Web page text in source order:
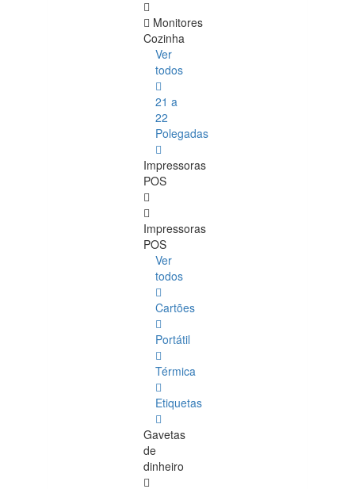
Monitores
Cozinha
Ver
todos
21 a
22
Polegadas
Impressoras
POS
Impressoras
POS
Ver
todos
Cartões
Portátil
Térmica
Etiquetas
Gavetas
de
dinheiro